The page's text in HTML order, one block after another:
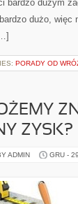
bardzo dużym
dużo,
PORADY OD
ZYSK?
ADMIN GRU -